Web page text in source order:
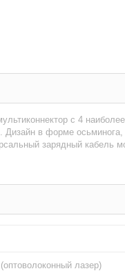
с 4
в форме
зарядный кабель
лазер)